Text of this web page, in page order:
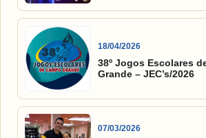
18/04/2026
38º Jogos Escolares
Grande – JEC’s/2026
07/03/2026